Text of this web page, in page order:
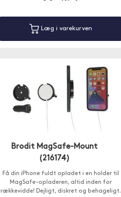
Læg i varekurven
Brodit MagSafe-Mount
(216174)
Få din iPhone fuldt opladet i en holder til
MagSafe-opladeren, altid inden for
rækkevidde! Dejligt, diskret og behageligt.